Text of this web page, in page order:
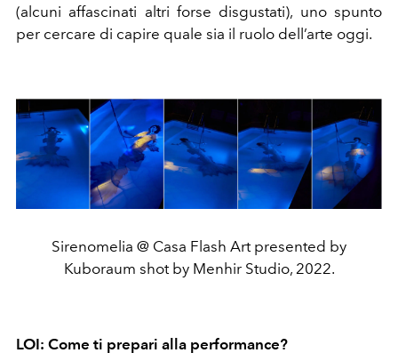
(alcuni affascinati altri forse disgustati), uno spunto
per cercare di capire quale sia il ruolo dell’arte oggi.
Sirenomelia @ Casa Flash Art presented by
Kuboraum shot by Menhir Studio, 2022.
LOI: Come ti prepari alla performance?